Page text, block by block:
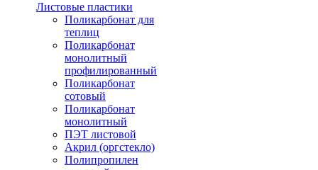
Листовые пластики
Поликарбонат для
теплиц
Поликарбонат
монолитный
профилированный
Поликарбонат
сотовый
Поликарбонат
монолитный
ПЭТ листовой
Акрил (оргстекло)
Полипропилен